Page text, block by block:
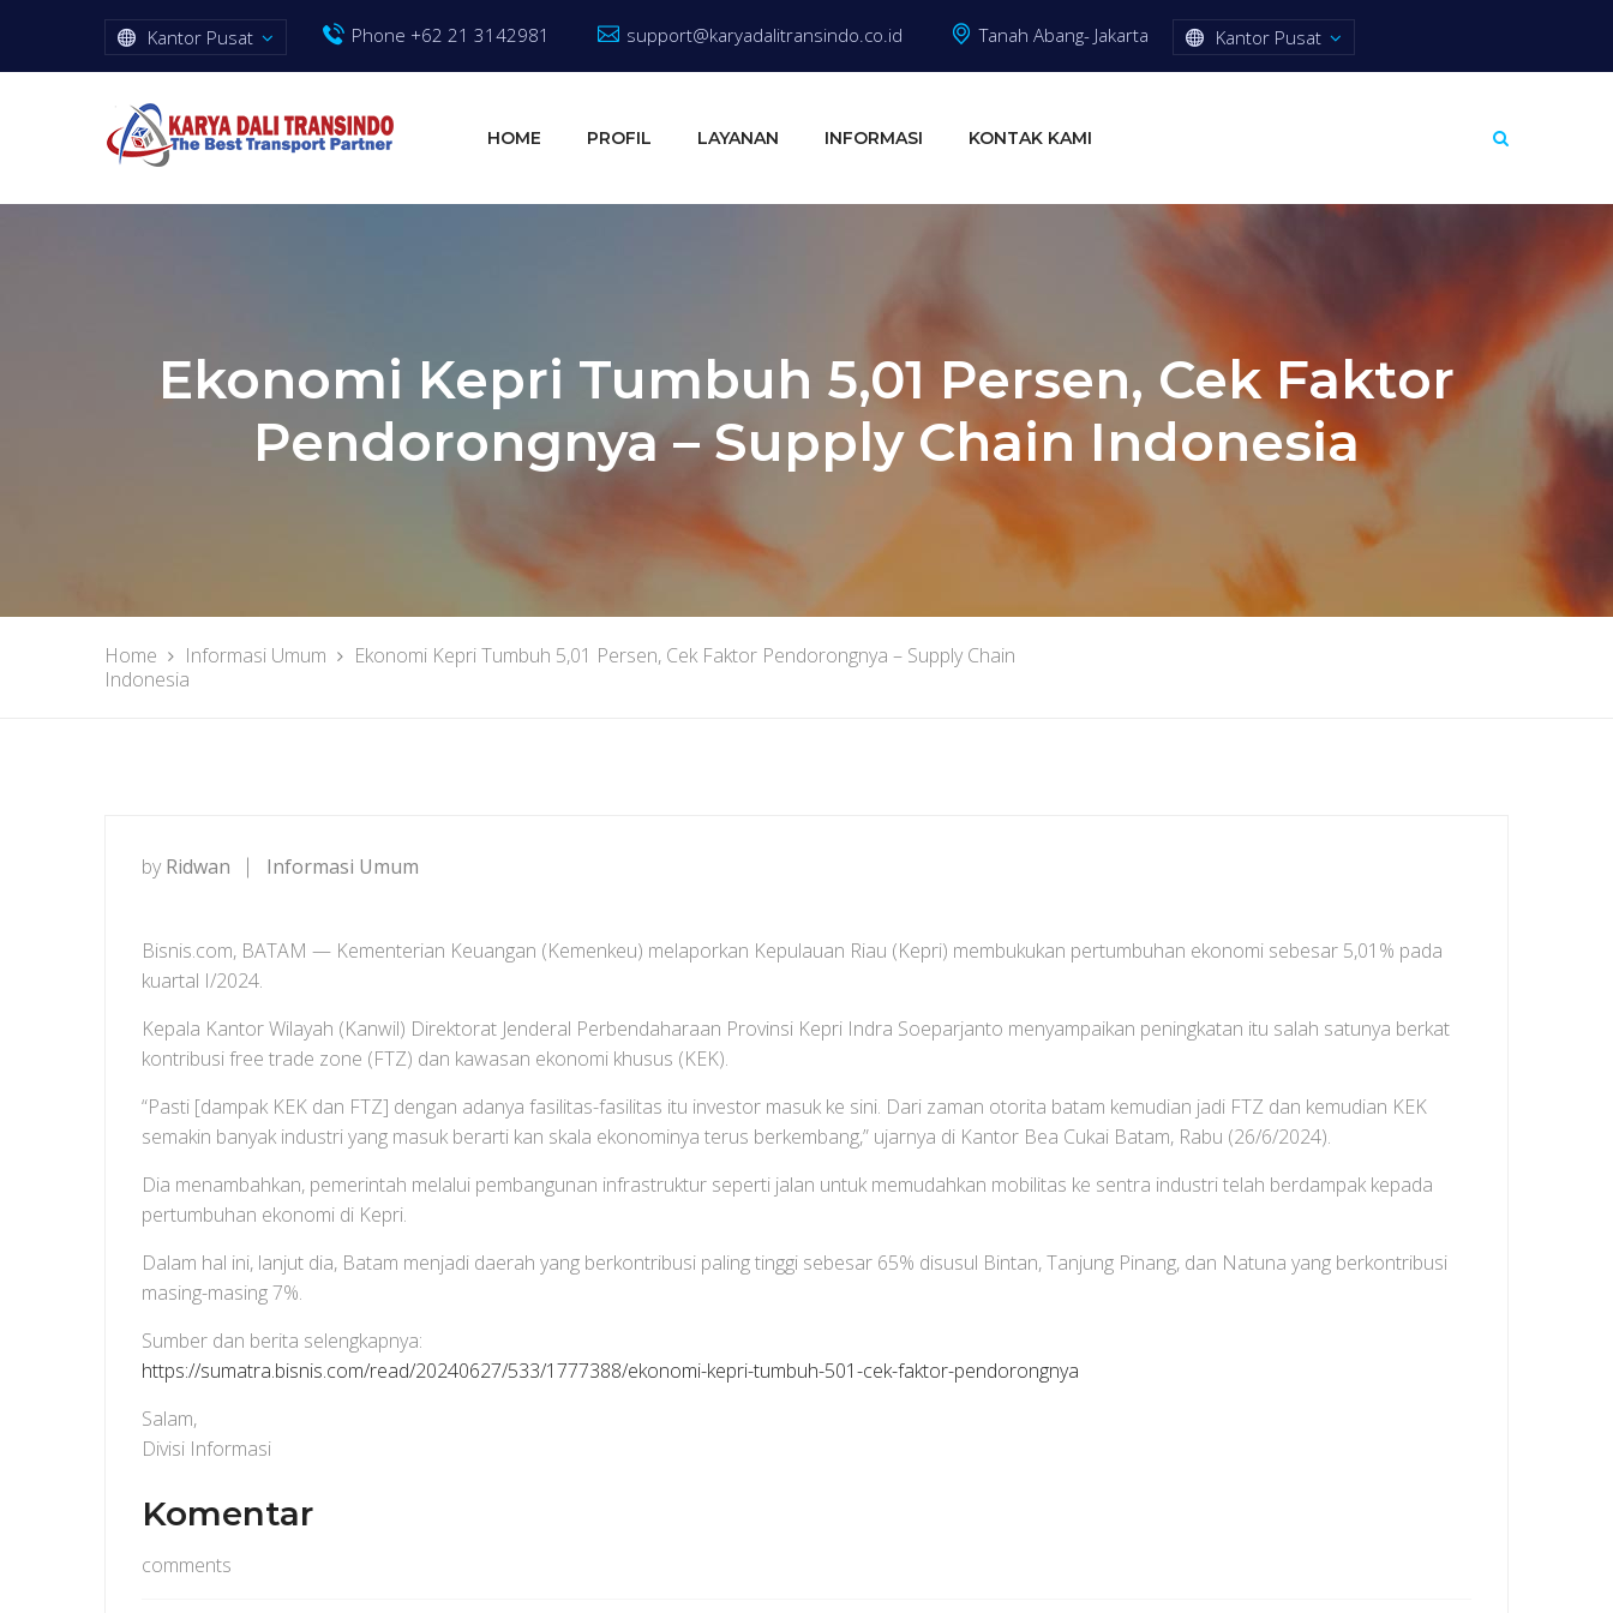
Kantor Pusat Phone +62 21 3142981 support@karyadalitransindo.co.id Tanah Abang- Jakarta Kantor Pusat
HOME PROFIL LAYANAN INFORMASI KONTAK KAMI
Ekonomi Kepri Tumbuh 5,01 Persen, Cek Faktor
Pendorongnya – Supply Chain Indonesia
Home Informasi Umum
Ekonomi Kepri Tumbuh 5,01 Persen, Cek Faktor Pendorongnya – Supply Chain
Indonesia
by Ridwan Informasi Umum
Bisnis.com, BATAM — Kementerian Keuangan (Kemenkeu) melaporkan Kepulauan Riau (Kepri) membukukan pertumbuhan ekonomi sebesar 5,01% pada
kuartal I/2024.
Kepala Kantor Wilayah (Kanwil) Direktorat Jenderal Perbendaharaan Provinsi Kepri Indra Soeparjanto menyampaikan peningkatan itu salah satunya berkat
kontribusi free trade zone (FTZ) dan kawasan ekonomi khusus (KEK).
“Pasti [dampak KEK dan FTZ] dengan adanya fasilitas-fasilitas itu investor masuk ke sini. Dari zaman otorita batam kemudian jadi FTZ dan kemudian KEK
semakin banyak industri yang masuk berarti kan skala ekonominya terus berkembang,” ujarnya di Kantor Bea Cukai Batam, Rabu (26/6/2024).
Dia menambahkan, pemerintah melalui pembangunan infrastruktur seperti jalan untuk memudahkan mobilitas ke sentra industri telah berdampak kepada
pertumbuhan ekonomi di Kepri.
Dalam hal ini, lanjut dia, Batam menjadi daerah yang berkontribusi paling tinggi sebesar 65% disusul Bintan, Tanjung Pinang, dan Natuna yang berkontribusi
masing-masing 7%.
Sumber dan berita selengkapnya:
https://sumatra.bisnis.com/read/20240627/533/1777388/ekonomi-kepri-tumbuh-501-cek-faktor-pendorongnya
Salam,
Divisi Informasi
Komentar
comments